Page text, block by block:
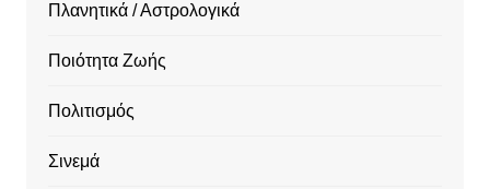
Πλανητικά / Αστρολογικά
Ποιότητα Ζωής
Πολιτισμός
Σινεμά